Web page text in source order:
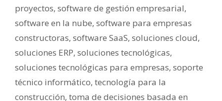
proyectos, software de gestión empresarial,
software en la nube, software para empresas
constructoras, software SaaS, soluciones cloud,
soluciones ERP, soluciones tecnológicas,
soluciones tecnológicas para empresas, soporte
técnico informático, tecnología para la
construcción, toma de decisiones basada en